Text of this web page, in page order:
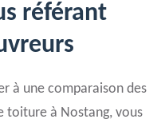
référant
à une comparaison des
toiture à Nostang, vous